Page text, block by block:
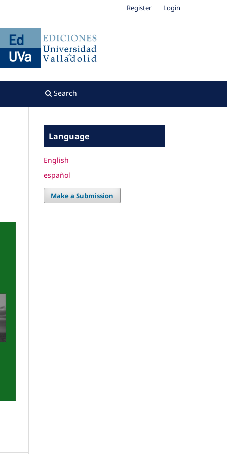
Search
Register Login
Language
English
español
Make a Submission